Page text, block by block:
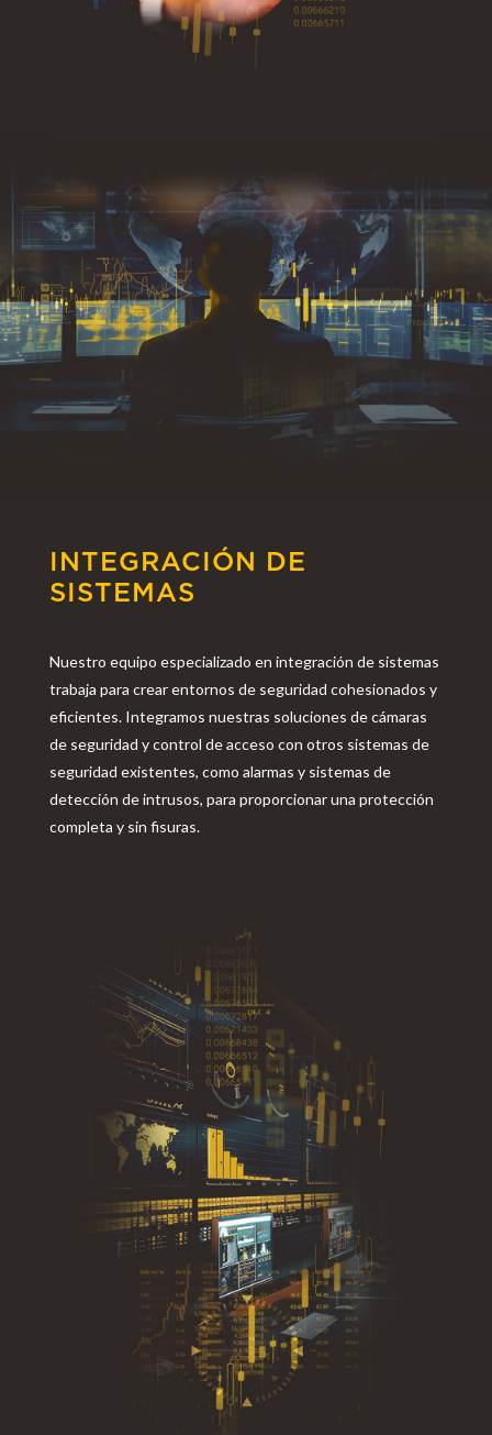
INTEGRACIÓN DE
SISTEMAS
Nuestro equipo especializado en integración de sistemas
trabaja para crear entornos de seguridad cohesionados y
eficientes. Integramos nuestras soluciones de cámaras
de seguridad y control de acceso con otros sistemas de
seguridad existentes, como alarmas y sistemas de
detección de intrusos, para proporcionar una protección
completa y sin fisuras.